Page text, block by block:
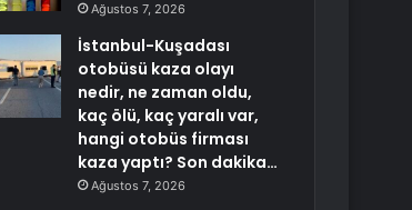
Ağustos 7, 2026
İstanbul-Kuşadası
otobüsü kaza olayı
nedir, ne zaman oldu,
kaç ölü, kaç yaralı var,
hangi otobüs firması
kaza yaptı? Son dakika…
Ağustos 7, 2026